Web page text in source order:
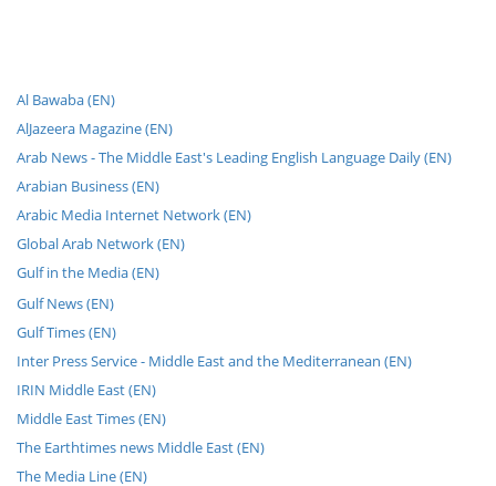
Al Bawaba (EN)
AlJazeera Magazine (EN)
Arab News - The Middle East's Leading English Language Daily (EN)
Arabian Business (EN)
Arabic Media Internet Network (EN)
Global Arab Network (EN)
Gulf in the Media (EN)
Gulf News (EN)
Gulf Times (EN)
Inter Press Service - Middle East and the Mediterranean (EN)
IRIN Middle East (EN)
Middle East Times (EN)
The Earthtimes news Middle East (EN)
The Media Line (EN)